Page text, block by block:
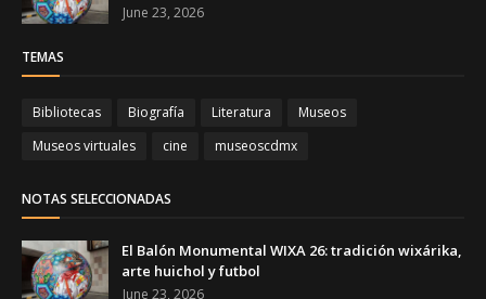
June 23, 2026
TEMAS
Bibliotecas Biografía Literatura
Museos
Museos virtuales
cine museoscdmx
NOTAS SELECCIONADAS
El Balón Monumental WIXA 26: tradición wixárika,
arte huichol y futbol
June 23, 2026